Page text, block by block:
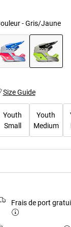
-Gris/Jaune
Size Guide
Youth
Small
Youth
Medium
Frais de port